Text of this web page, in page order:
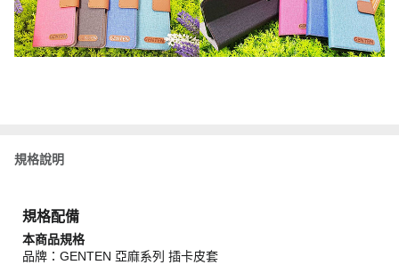
規格說明
規格配備
本商品規格
品牌：GENTEN 亞麻系列 插卡皮套